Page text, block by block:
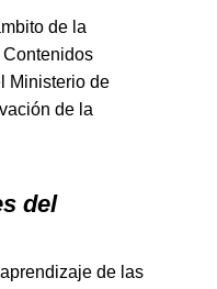
de la
Ministerio de
de la
del
de las